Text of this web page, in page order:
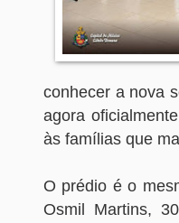
conhecer a nova
agora
às famílias que
O prédio é o
Osmil Martins,